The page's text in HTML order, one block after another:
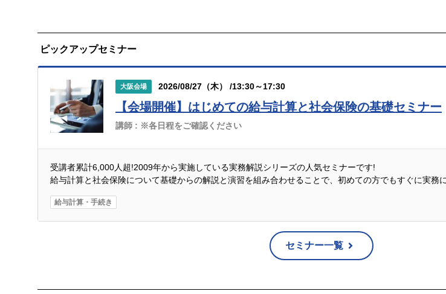
ピックアップセミナー
大阪会場 2026/08/27（木） /13:30～17:30
【会場開催】はじめての給与計算と社会保険の基礎セミナー
講師 : ※各日程をご確認ください
受講者累計6,000人超!2009年から実施している実務解説シリーズの人気セミナーです!
給与計算と社会保険について基礎からの解説と演習を組み合わせることで、初めての方でもすぐに実務
給与計算・手続き
セミナー一覧